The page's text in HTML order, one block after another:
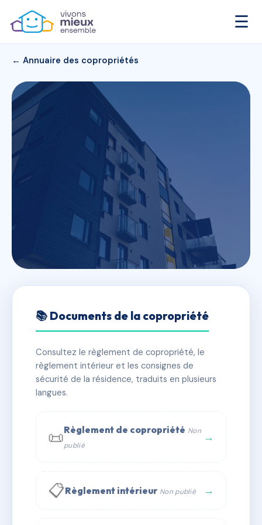
☰
← Annuaire des copropriétés
LES GLYCINES
✓ Immatriculée 🏠 45 lots 🏗 1 bâtiment(s)
📞 Contacter Syndic Digital
📚 Documents de la copropriété
Consultez le règlement de copropriété, le
règlement intérieur et les consignes de
sécurité de la résidence, traduits en plusieurs
langues.
📜Règlement de copropriété Non
publié
→
📋Règlement intérieur Non publié →